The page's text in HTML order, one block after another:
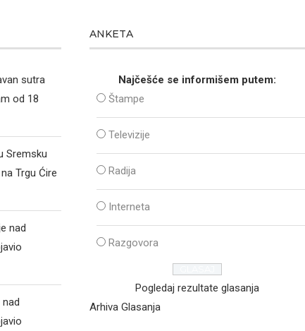
sutra
od 18
Sremsku
Trgu Ćire
nad
ANKETA
Najčešće se informišem putem:
Štampe
Televizije
Radija
Interneta
Razgovora
Pogledaj rezultate glasanja
Arhiva Glasanja